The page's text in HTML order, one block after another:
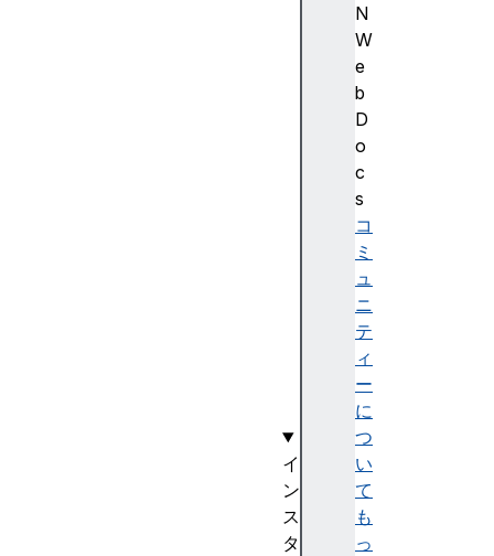
N
W
e
b
D
o
c
s
コ
ミ
ュ
ニ
テ
ィ
ー
に
つ
い
て
も
っ
イ
ン
ス
タ